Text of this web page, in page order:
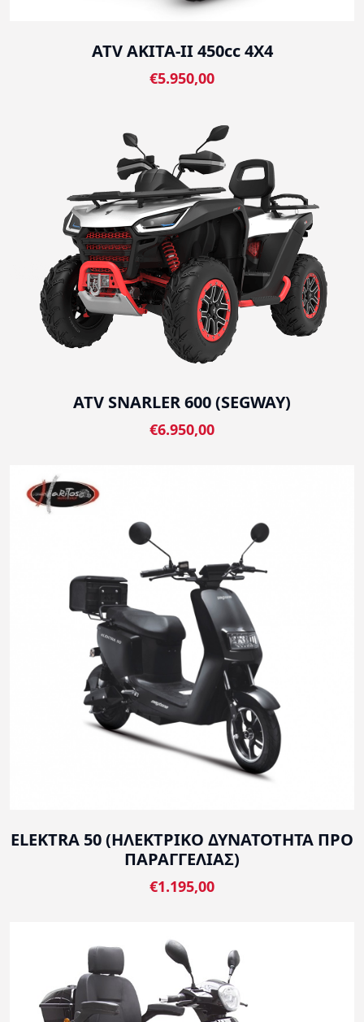
ATV AKITA-II 450cc 4X4
€5.950,00
ATV SNARLER 600 (SEGWAY)
€6.950,00
ELEKTRA 50 (ΗΛΕΚΤΡΙΚΟ ΔΥΝΑΤΟΤΗΤΑ ΠΡΟ
ΠΑΡΑΓΓΕΛΙΑΣ)
€1.195,00